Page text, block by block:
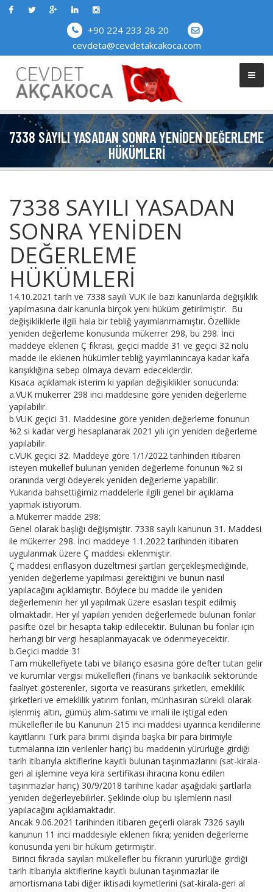
+90 224 233 28 20
cevdeta@cevdetakcakoca.com
7338 SAYILI YASADAN SONRA YENIDEN DEĞERLEME
HÜKÜMLERI
7338 SAYILI YASADAN
SONRA YENIDEN
DEĞERLEME
HÜKÜMLERI
14.10.2021 tarih ve 7338 sayılı VUK ile bazı kanunlarda değişiklik
yapılmasına dair kanunla birçok yeni hüküm getirilmiştir. Bu
değişikliklerle ilgili hala bir tebliğ yayımlanmamıştır. Özellikle
yeniden değerleme konusunda mükerrer 298, bu 298. İnci
maddeye eklenen Ç fıkrası, geçici madde 31 ve geçici 32 nolu
madde ile eklenen hükümler tebliğ yayımlanıncaya kadar kafa
karışıklığına sebep olmaya devam edeceklerdir.
Kısaca açıklamak isterim ki yapılan değişiklikler sonucunda:
a.VUK mükerrer 298 inci maddesine göre yeniden değerleme
yapılabilir.
b.VUK geçici 31. Maddesine göre yeniden değerleme fonunun
%2 si kadar vergi hesaplanarak 2021 yılı için yeniden değerleme
yapılabilir.
c.VUK geçici 32. Maddeye göre 1/1/2022 tarihinden itibaren
isteyen mükellef bulunan yeniden değerleme fonunun %2 si
oranında vergi ödeyerek yeniden değerleme yapabilir.
Yukarıda bahsettiğimiz maddelerle ilgili genel bir açıklama
yapmak istiyorum.
a.Mükerrer madde 298:
Genel olarak başlığı değişmiştir. 7338 sayılı kanunun 31. Maddesi
ile mükerrer 298. İnci maddeye 1.1.2022 tarihinden itibaren
uygulanmak üzere Ç maddesi eklenmiştir.
Ç maddesi enflasyon düzeltmesi şartları gerçekleşmediğinde,
yeniden değerleme yapılması gerektiğini ve bunun nasıl
yapılacağını açıklamıştır. Böylece bu madde ile yeniden
değerlemenin her yıl yapılmak üzere esasları tespit edilmiş
olmaktadır. Her yıl yapılan yeniden değerlemede bulunan fonlar
pasifte özel bir hesapta takip edilecektir. Bulunan bu fonlar için
herhangi bir vergi hesaplanmayacak ve ödenmeyecektir.
b.Geçici madde 31
Tam mükellefiyete tabi ve bilanço esasına göre defter tutan gelir
ve kurumlar vergisi mükellefleri (finans ve bankacılık sektöründe
faaliyet gösterenler, sigorta ve reasürans şirketleri, emeklilik
şirketleri ve emeklilik yatırım fonları, münhasıran sürekli olarak
işlenmiş altın, gümüş alım-satımı ve imali ile iştigal eden
mükellefler ile bu Kanunun 215 inci maddesi uyarınca kendilerine
kayıtlarını Türk para birimi dışında başka bir para birimiyle
tutmalarına izin verilenler hariç) bu maddenin yürürlüğe girdiği
tarih itibarıyla aktiflerine kayıtlı bulunan taşınmazlarını (sat-kirala-
geri al işlemine veya kira sertifikası ihracına konu edilen
taşınmazlar hariç) 30/9/2018 tarihine kadar aşağıdaki şartlarla
yeniden değerleyebilirler. Şeklinde olup bu işlemlerin nasıl
yapılacağını açıklamaktadır.
Ancak 9.06.2021 tarihinden itibaren geçerli olarak 7326 sayılı
kanunun 11 inci maddesiyle eklenen fıkra; yeniden değerleme
konusunda yeni bir hüküm getirmiştir.
Birinci fıkrada sayılan mükellefler bu fıkranın yürürlüğe girdiği
tarih itibarıyla aktiflerine kayıtlı bulunan taşınmazlar ile
amortismana tabi diğer iktisadi kıymetlerini (sat-kirala-geri al